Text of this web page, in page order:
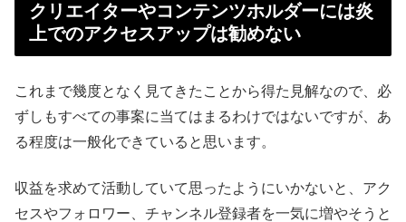
クリエイターやコンテンツホルダーには炎
上でのアクセスアップは勧めない
これまで幾度となく見てきたことから得た見解なので、必
ずしもすべての事案に当てはまるわけではないですが、あ
る程度は一般化できていると思います。
収益を求めて活動していて思ったようにいかないと、アク
セスやフォロワー、チャンネル登録者を一気に増やそうと